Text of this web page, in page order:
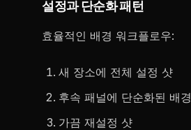
설정과 단순화 패턴
효율적인 배경 워크플로우:
새 장소에 전체 설정 샷
후속 패널에 단순화된 배경
가끔 재설정 샷